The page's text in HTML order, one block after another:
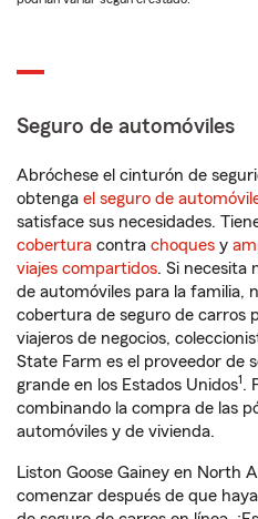
Seguro de automóviles
Abróchese el cinturón de
obtenga el seguro de
satisface sus necesidades.
cobertura contra choques y
viajes compartidos. Si necesita
de automóviles para la familia,
cobertura de seguro de carros
viajeros de negocios,
State Farm es el proveedor de
grande en los Estados Unidos1 .
combinando la compra de las
automóviles y de vivienda.
Liston Goose Gainey en North
comenzar después de que